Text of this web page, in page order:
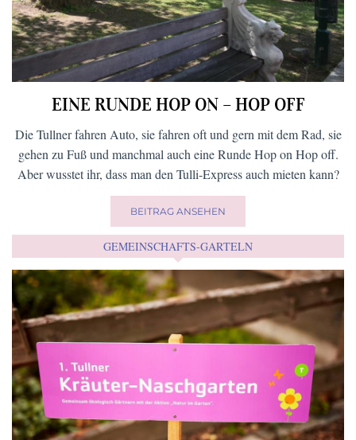
EINE RUNDE HOP ON – HOP OFF
Die Tullner fahren Auto, sie fahren oft und gern mit dem Rad, sie
gehen zu Fuß und manchmal auch eine Runde Hop on Hop off.
Aber wusstet ihr, dass man den Tulli-Express auch mieten kann?
BEITRAG ANSEHEN
GEMEINSCHAFTS-GARTELN